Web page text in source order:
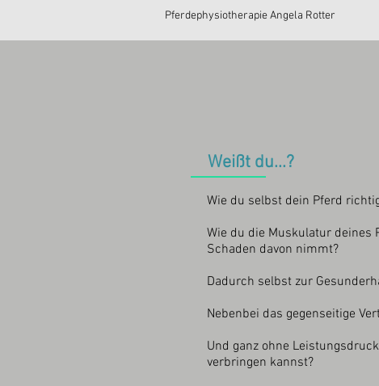
Pferdephysiotherapie Angela Rotter
Weißt du...?
Wie du selbst dein Pferd
Wie du die Muskulatur deines
Schaden davon nimmt?
Dadurch selbst zur
Nebenbei das gegenseitige
Und ganz ohne
verbringen kannst?